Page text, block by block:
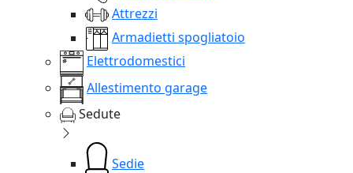
Attrezzi
Armadietti spogliatoio
Elettrodomestici
Allestimento garage
Sedute
Sedie